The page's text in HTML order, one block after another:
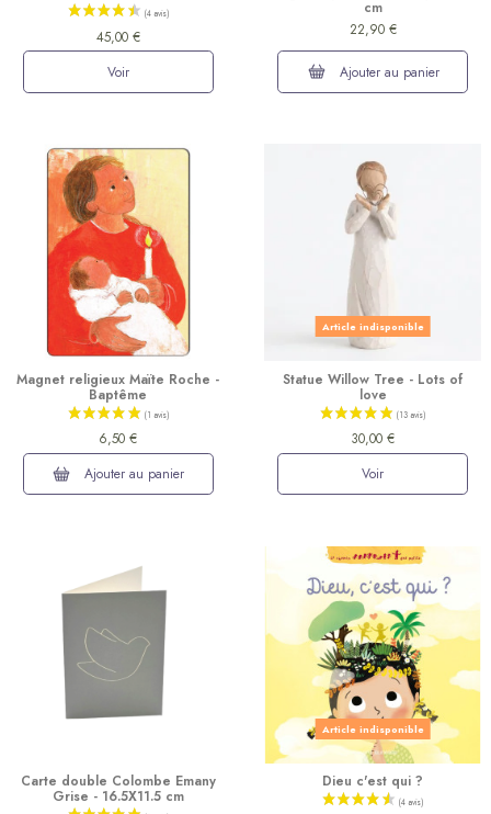
45,00 €
Voir
cm
22,90 €
Ajouter au panier
Magnet religieux Maïte Roche -
Baptême
6,50 €
Ajouter au panier
Article indisponible
Statue Willow Tree - Lots of
love
30,00 €
Voir
Carte double Colombe Emany
Grise - 16.5X11.5 cm
Article indisponible
Dieu c'est qui ?